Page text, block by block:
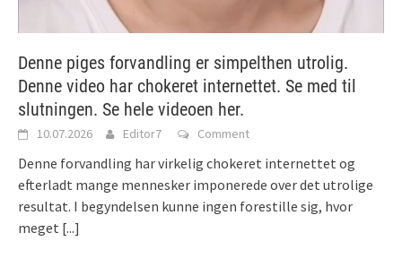
Denne piges forvandling er simpelthen utrolig.
Denne video har chokeret internettet. Se med til
slutningen. Se hele videoen her.
10.07.2026 Editor7 Comment
Denne forvandling har virkelig chokeret internettet og
efterladt mange mennesker imponerede over det utrolige
resultat. I begyndelsen kunne ingen forestille sig, hvor
meget [...]